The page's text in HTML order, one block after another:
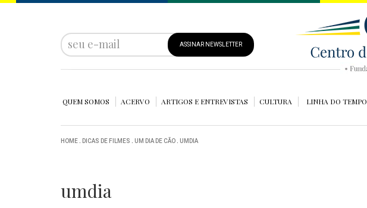
ASSINAR NEWSLETTER
QUEM SOMOS ACERVO ARTIGOS E ENTREVISTAS CULTURA LINHA DO TEMPO
HOME DICAS DE FILMES UM DIA DE CÃO UMDIA
umdia